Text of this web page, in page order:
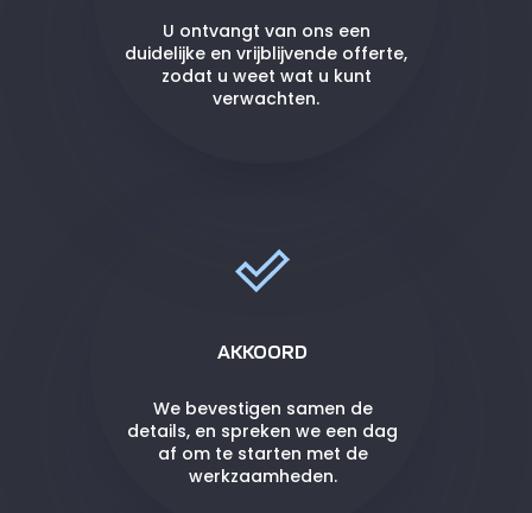
U ontvangt van ons een
duidelijke en vrijblijvende offerte,
zodat u weet wat u kunt
verwachten.
AKKOORD
We bevestigen samen de
details, en spreken we een dag
af om te starten met de
werkzaamheden.